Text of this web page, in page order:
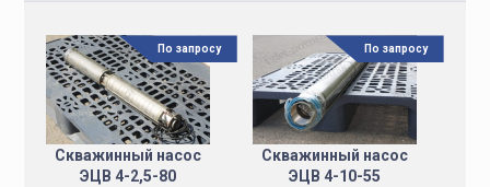
Скважинный насос
ЭЦВ 4-2,5-80
По запросу
Скважинный насос
ЭЦВ 4-10-55
По запросу